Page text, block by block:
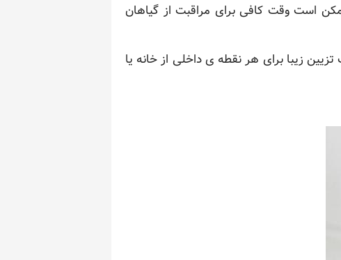
است وقت کافی برای مراقبت از گیاهان
زیبا برای هر نقطه ی داخلی از خانه یا